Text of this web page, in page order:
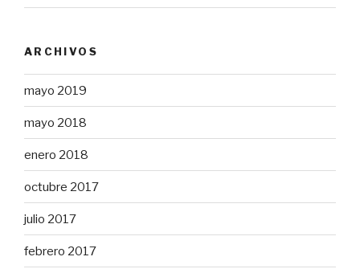
ARCHIVOS
mayo 2019
mayo 2018
enero 2018
octubre 2017
julio 2017
febrero 2017